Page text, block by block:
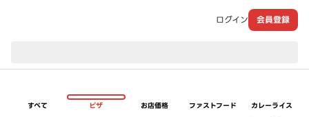
ログイン 会員登録
すべて ピザ お店価格 ファストフード カレーライス